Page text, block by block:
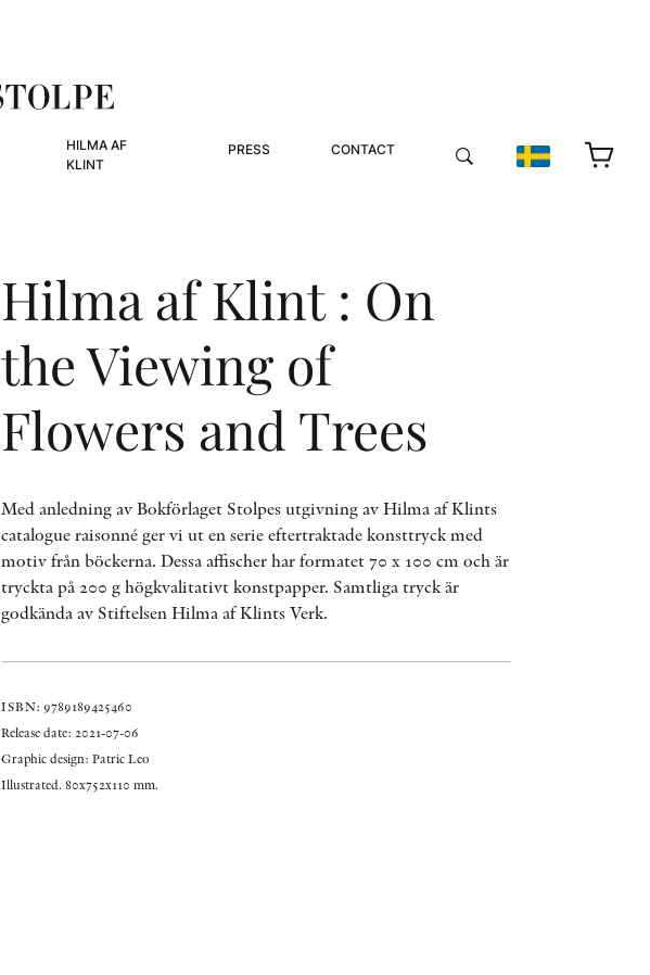
HILMA AF
KLINT
PRESS CONTACT
OTHER FORMATS
Hilma af Klint : On
the Viewing of
Flowers and Trees
Med anledning av Bokförlaget Stolpes utgivning av Hilma af Klints
catalogue raisonné ger vi ut en serie eftertraktade konsttryck med
motiv från böckerna. Dessa affischer har formatet 70 x 100 cm och är
tryckta på 200 g högkvalitativt konstpapper. Samtliga tryck är
godkända av Stiftelsen Hilma af Klints Verk.
ISBN: 9789189425460
Release date: 2021-07-06
Graphic design: Patric Leo
Illustrated. 80x752x110 mm.